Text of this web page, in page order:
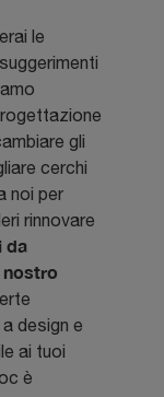
le
gli
cerchi
noi per
rinnovare
da
nostro
design e
ai tuoi
è